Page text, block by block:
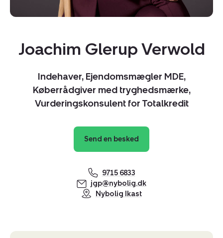
Joachim Glerup Verwold
Indehaver, Ejendomsmægler MDE,
Køberrådgiver med tryghedsmærke,
Vurderingskonsulent for Totalkredit
Send en besked
9715 6833
jgp@nybolig.dk
Nybolig Ikast
Kopier link
Del via mail